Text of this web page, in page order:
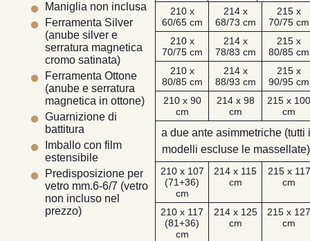
210 x
60/65 cm
214 x
68/73 cm
215 x
70/75 cm
210 x
70/75 cm
214 x
78/83 cm
215 x
80/85 cm
210 x
80/85 cm
214 x
88/93 cm
215 x
90/95 cm
210 x 90
cm
214 x 98
cm
215 x
cm
a due ante asimmetriche (tutti i
modelli escluse le massellate)
210 x 107
(71+36)
cm
214 x 115
cm
215 x 117
cm
210 x 117
(81+36)
cm
214 x 125
cm
215 x
cm
Maniglia non inclusa
Ferramenta Silver
(anube silver e
serratura magnetica
cromo satinata)
Ferramenta Ottone
(anube e serratura
magnetica in ottone)
Guarnizione di
battitura
Imballo con film
estensibile
Predisposizione per
vetro mm.6-6/7 (vetro
non incluso nel
prezzo)